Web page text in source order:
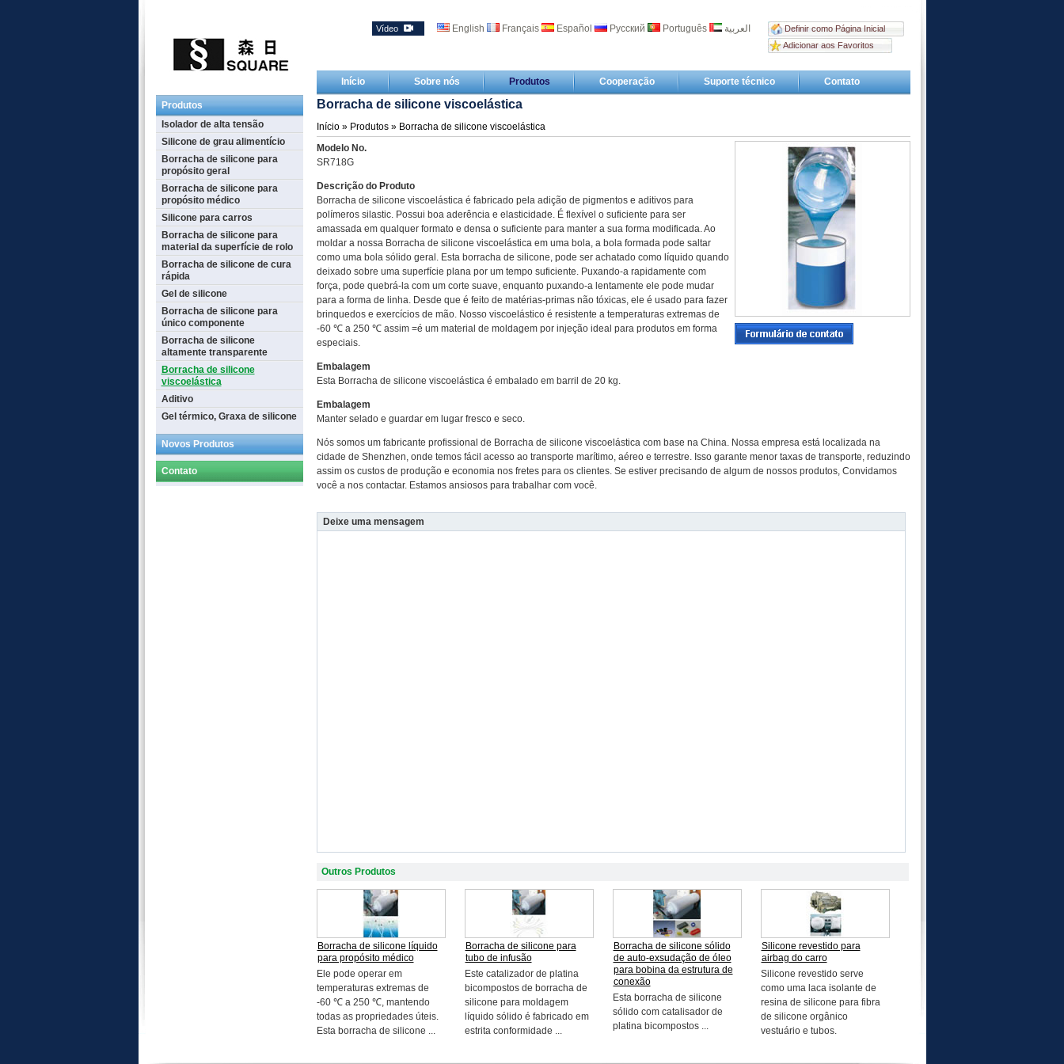
Definir como Página Inicial
Adicionar aos Favoritos
Vídeo English Français Español Русский Português العربية
Início Sobre nós Produtos Cooperação Suporte técnico Contato
Produtos
Isolador de alta tensão
Silicone de grau alimentício
Borracha de silicone para
propósito geral
Borracha de silicone para
propósito médico
Silicone para carros
Borracha de silicone para
material da superfície de rolo
Borracha de silicone de cura
rápida
Gel de silicone
Borracha de silicone para
único componente
Borracha de silicone
altamente transparente
Borracha de silicone
viscoelástica
Aditivo
Gel térmico, Graxa de silicone
Novos Produtos
Contato
Borracha de silicone viscoelástica
Início» Produtos» Borracha de silicone viscoelástica
Modelo No.
SR718G
Descrição do Produto
Borracha de silicone viscoelástica é fabricado pela adição de pigmentos e aditivos para
polímeros silastic. Possui boa aderência e elasticidade. É flexível o suficiente para ser
amassada em qualquer formato e densa o suficiente para manter a sua forma modificada. Ao
moldar a nossa Borracha de silicone viscoelástica em uma bola, a bola formada pode saltar
como uma bola sólido geral. Esta borracha de silicone, pode ser achatado como líquido quando
deixado sobre uma superfície plana por um tempo suficiente. Puxando-a rapidamente com
força, pode quebrá-la com um corte suave, enquanto puxando-a lentamente ele pode mudar
para a forma de linha. Desde que é feito de matérias-primas não tóxicas, ele é usado para fazer
brinquedos e exercícios de mão. Nosso viscoelástico é resistente a temperaturas extremas de
-60 ℃ a 250 ℃ assim =é um material de moldagem por injeção ideal para produtos em forma
especiais.
Embalagem
Esta Borracha de silicone viscoelástica é embalado em barril de 20 kg.
Embalagem
Manter selado e guardar em lugar fresco e seco.
Nós somos um fabricante profissional de Borracha de silicone viscoelástica com base na China. Nossa empresa está localizada na
cidade de Shenzhen, onde temos fácil acesso ao transporte marítimo, aéreo e terrestre. Isso garante menor taxas de transporte, reduzindo
assim os custos de produção e economia nos fretes para os clientes. Se estiver precisando de algum de nossos produtos, Convidamos
você a nos contactar. Estamos ansiosos para trabalhar com você.
Deixe uma mensagem
Outros Produtos
Borracha de silicone líquido
para propósito médico
Ele pode operar em
temperaturas extremas de
-60 ℃ a 250 ℃, mantendo
todas as propriedades úteis.
Esta borracha de silicone ...
Borracha de silicone para
tubo de infusão
Este catalizador de platina
bicompostos de borracha de
silicone para moldagem
líquido sólido é fabricado em
estrita conformidade ...
Borracha de silicone sólido
de auto-exsudação de óleo
para bobina da estrutura de
conexão
Esta borracha de silicone
sólido com catalisador de
platina bicompostos ...
Silicone revestido para
airbag do carro
Silicone revestido serve
como uma laca isolante de
resina de silicone para fibra
de silicone orgânico
vestuário e tubos.